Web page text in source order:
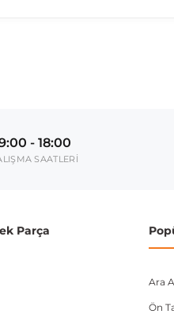
OEM numarası veya şasi
- 18:00
SAATLERİ
Parça
Ara
Ön